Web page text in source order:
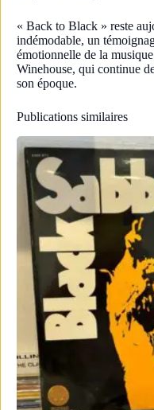
« Back to Black » reste
indémodable, un
émotionnelle de la
Winehouse, qui continue
son époque.
Publications similaires